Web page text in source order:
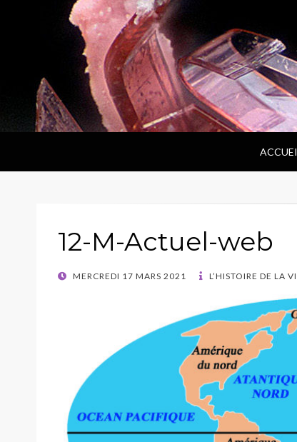
ANPF
Association Nantaise Pierres et Fossiles
12-M-Actuel-web
POSTED
MERCREDI 17 MARS 2021 L’HISTOIRE DE LA